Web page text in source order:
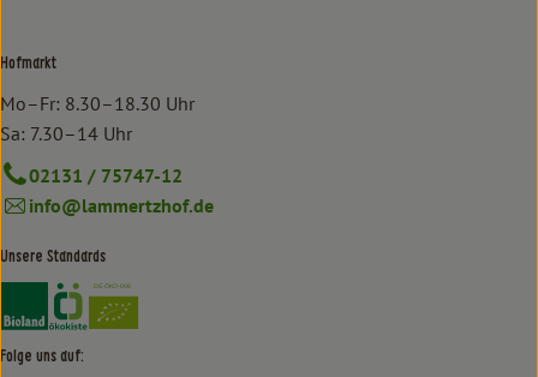
Hofmarkt
Mo–Fr: 8.30–18.30 Uhr
Sa: 7.30–14 Uhr
02131 / 75747-12
info@lammertzhof.de
Unsere Standards
Externer Link zu https://www.bioland.de/verbraucher
Externer Link zu https://www.oekokiste.de/
Folge uns auf: